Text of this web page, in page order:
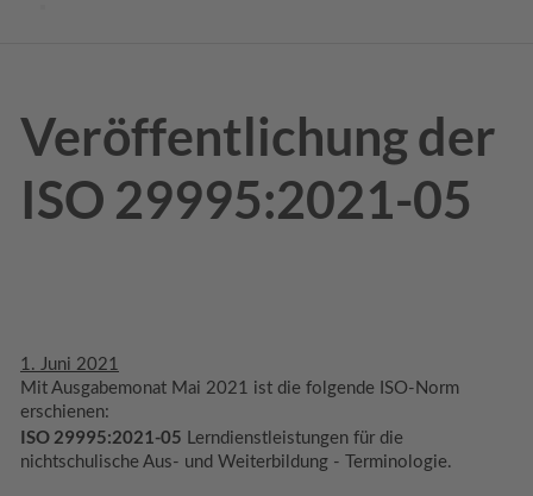
Veröffentlichung der
ISO 29995:2021-05
1. Juni 2021
Mit Ausgabemonat Mai 2021 ist die folgende ISO-Norm
erschienen:
ISO 29995:2021-05 Lerndienstleistungen für die
nichtschulische Aus- und Weiterbildung - Terminologie.